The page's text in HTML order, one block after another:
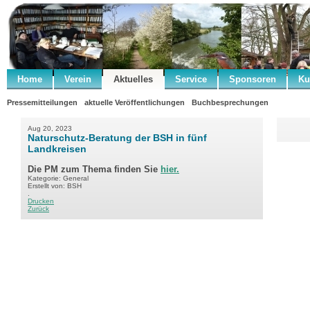
Home Verein Aktuelles Service Sponsoren
Pressemitteilungen aktuelle Veröffentlichungen Buchbesprechungen
Aug 20, 2023
Naturschutz-Beratung der BSH in fünf
Landkreisen
Die PM zum Thema finden Sie hier.
Kategorie: General
Erstellt von: BSH
Drucken
Zurück